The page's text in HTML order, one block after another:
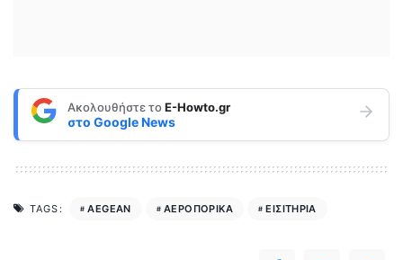
Ακολουθήστε τοE-Howto.gr
στο Google News
TAGS: AEGEAN ΑΕΡΟΠΟΡΙΚΑ ΕΙΣΙΤΗΡΙΑ